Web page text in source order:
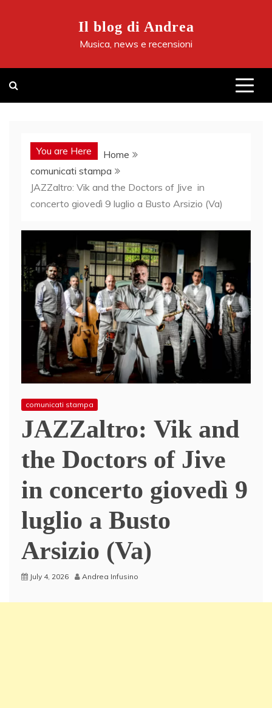
Il blog di Andrea
Musica, news e recensioni
You are Here
Home
comunicati stampa
JAZZaltro: Vik and the Doctors of Jive in
concerto giovedì 9 luglio a Busto Arsizio (Va)
comunicati stampa
JAZZaltro: Vik and
the Doctors of Jive
in concerto giovedì 9
luglio a Busto
Arsizio (Va)
July 4, 2026 Andrea Infusino